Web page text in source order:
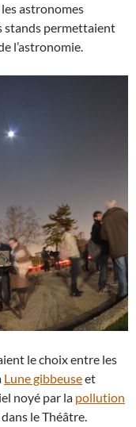
astronomes
stands permettaient
l’astronomie.
le choix entre les
Lune gibbeuseet
noyé par la pollution
le Théâtre.